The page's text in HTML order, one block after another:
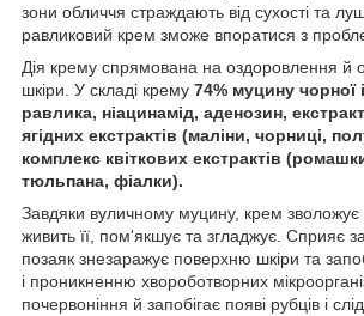
зони обличчя страждають від сухості та
равликовий крем зможе впоратися з
Дія крему спрямована на оздоровлення й
шкіри. У складі крему 74% муцину чорної
равлика, ніацинамід, аденозин,
ягідних екстрактів (маліни, чорниці,
комплекс квіткових екстрактів
тюльпана, фіалки).
Завдяки вуличному муцину, крем зволожує
живить її, пом'якшує та згладжує. Сприяє
позаяк знезаражує поверхню шкіри та
і проникненню хвороботворних
почервоніння й запобігає появі рубців і